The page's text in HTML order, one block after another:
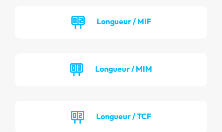
Longueur / MIF
Longueur / MIM
Longueur / TCF